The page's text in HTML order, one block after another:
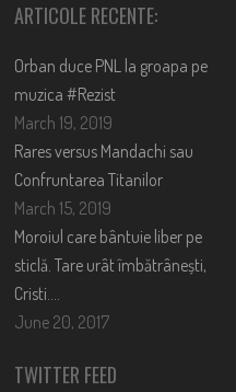
ARTICOLE RECENTE:
Orban duce PNL la groapa pe
muzica #Rezist
March 19, 2019
Rares versus Mandachi sau
Confruntarea Titanilor
March 15, 2019
Moroiul care bântuie liber pe
sticlă. Tare urât îmbătrânești,
Cristi….
June 20, 2017
TWITTER FEED